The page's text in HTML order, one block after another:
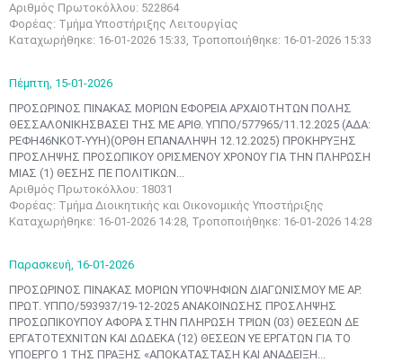
Αριθμός Πρωτοκόλλου: 522864
Φορέας: Τμήμα Υποστήριξης Λειτουργίας
Καταχωρήθηκε: 16-01-2026 15:33, Τροποποιήθηκε: 16-01-2026 15:33
Πέμπτη, 15-01-2026
ΠΡΟΣΩΡΙΝΟΣ ΠΙΝΑΚΑΣ ΜΟΡΙΩΝ ΕΦΟΡΕΙΑ ΑΡΧΑΙΟΤΗΤΩΝ ΠΟΛΗΣ
ΘΕΣΣΑΛΟΝΙΚΗΣΒΑΣΕΙ ΤΗΣ ΜΕ ΑΡΙΘ. ΥΠΠΟ/577965/11.12.2025 (ΑΔΑ:
ΡΕΦΗ46ΝΚΟΤ-ΥΥΗ)(ΟΡΘΗ ΕΠΑΝΑΛΗΨΗ 12.12.2025) ΠΡΟΚΗΡΥΞΗΣ
ΠΡΟΣΛΗΨΗΣ ΠΡΟΣΩΠΙΚΟΥ ΟΡΙΣΜΕΝΟΥ ΧΡΟΝΟΥ ΓΙΑ ΤΗΝ ΠΛΗΡΩΣΗ
ΜΙΑΣ (1) ΘΕΣΗΣ ΠΕ ΠΟΛΙΤΙΚΩΝ...
Αριθμός Πρωτοκόλλου: 18031
Φορέας: Τμήμα Διοικητικής και Οικονομικής Υποστήριξης
Καταχωρήθηκε: 16-01-2026 14:28, Τροποποιήθηκε: 16-01-2026 14:28
Παρασκευή, 16-01-2026
ΠΡΟΣΩΡΙΝΟΣ ΠΙΝΑΚΑΣ ΜΟΡΙΩΝ ΥΠΟΨΗΦΙΩΝ ΔΙΑΓΩΝΙΣΜΟΥ ΜΕ ΑΡ.
ΠΡΩΤ. ΥΠΠΟ/593937/19-12-2025 ΑΝΑΚΟΙΝΩΣΗΣ ΠΡΟΣΛΗΨΗΣ
ΠΡΟΣΩΠΙΚΟΥΠΟΥ ΑΦΟΡΑ ΣΤΗΝ ΠΛΗΡΩΣΗ ΤΡΙΩΝ (03) ΘΕΣΕΩΝ ΔΕ
ΕΡΓΑΤΟΤΕΧΝΙΤΩΝ ΚΑΙ ΔΩΔΕΚΑ (12) ΘΕΣΕΩΝ ΥΕ ΕΡΓΑΤΩΝ ΓΙΑ ΤΟ
ΥΠΟΕΡΓΟ 1 ΤΗΣ ΠΡΑΞΗΣ «ΑΠΟΚΑΤΑΣΤΑΣΗ ΚΑΙ ΑΝΑΔΕΙΞΗ...